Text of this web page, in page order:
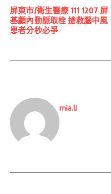
屏東市/衛生醫療 111 1207 屏
基顱內動脈取栓 搶救腦中風
患者分秒必爭
mia.li